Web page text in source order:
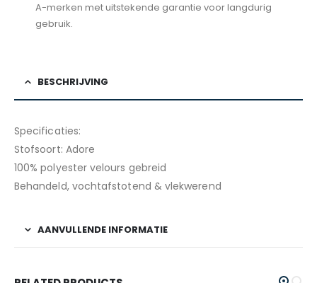
A-merken met uitstekende garantie voor langdurig
gebruik.
BESCHRIJVING
Specificaties:
Stofsoort: Adore
100% polyester velours gebreid
Behandeld, vochtafstotend & vlekwerend
AANVULLENDE INFORMATIE